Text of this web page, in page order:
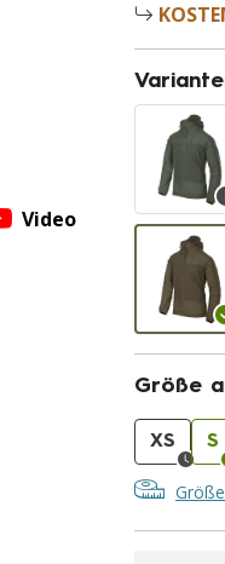
Größe
XS S
Video